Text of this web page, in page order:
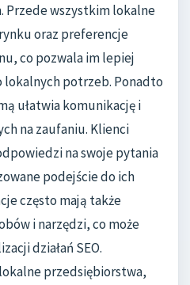
Przede wszystkim lokalne
oraz preferencje
co pozwala im lepiej
potrzeb. Ponadto
ułatwia komunikację i
na zaufaniu. Klienci
na swoje pytania
podejście do ich
często mają także
i narzędzi, co może
działań SEO.
przedsiębiorstwa,